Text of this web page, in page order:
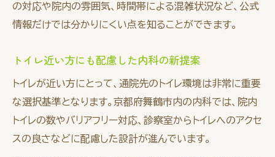
の対応や院内の雰囲気、時間帯による混雑状況など、公式
情報だけでは分かりにくい点を知ることができます。
トイレ近い方にも配慮した内科の新提案
トイレが近い方にとって、通院先のトイレ環境は非常に重要
な選択基準となります。京都府舞鶴市内の内科では、院内
トイレの数やバリアフリー対応、診察室からトイレへのアクセ
スの良さなどに配慮した設計が進んでいます。